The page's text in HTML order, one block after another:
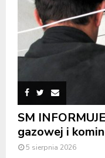
SM
gazowej i
5 sierpnia 2026